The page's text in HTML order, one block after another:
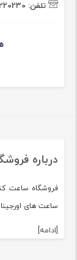
تلفن:
درباره
ساعت های
[ادامه]